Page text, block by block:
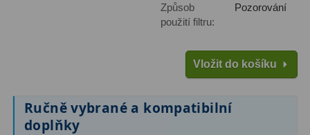
Sekundární zrcadla6
Způsob
použití filtru:
Pozorování
Vložit do košíku
Ručně vybrané a kompatibilní
doplňky